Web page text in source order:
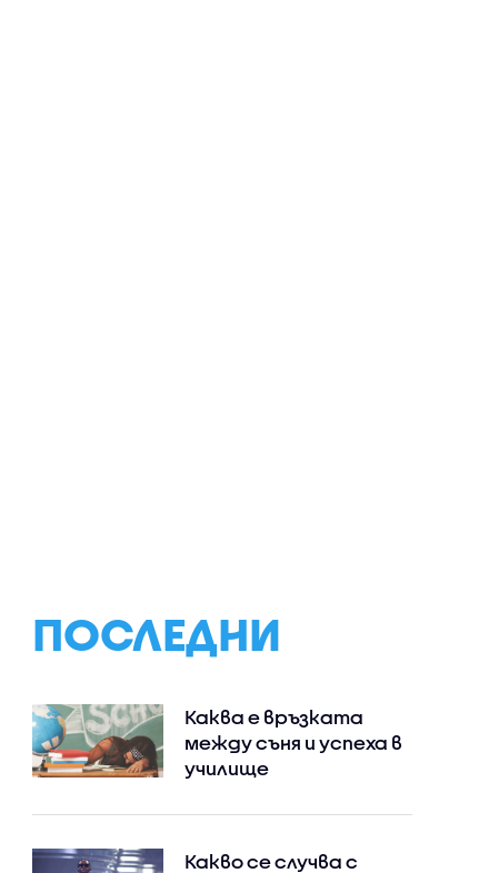
ПОСЛЕДНИ
Каква е връзката
между съня и успеха в
училище
Какво се случва с